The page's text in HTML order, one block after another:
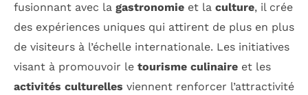
fusionnant avec la gastronomie et la culture, il crée
des expériences uniques qui attirent de plus en plus
de visiteurs à l’échelle internationale. Les initiatives
visant à promouvoir le tourisme culinaire et les
activités culturelles viennent renforcer l’attractivité